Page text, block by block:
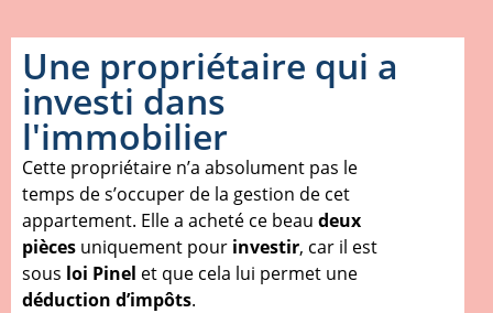
Une propriétaire qui a
investi dans
l'immobilier
Cette propriétaire n’a absolument pas le
temps de s’occuper de la gestion de cet
appartement. Elle a acheté ce beau deux
pièces uniquement pour investir, car il est
sous loi Pinel et que cela lui permet une
déduction d’impôts.